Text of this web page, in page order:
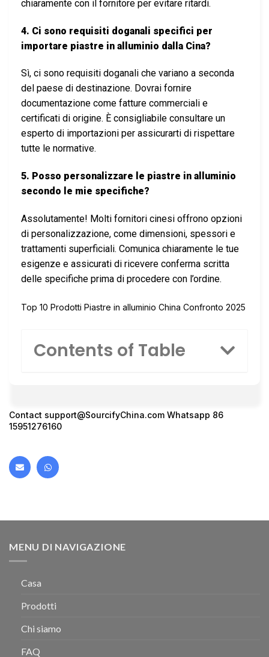
chiaramente con il fornitore per evitare ritardi.
4. Ci sono requisiti doganali specifici per
importare piastre in alluminio dalla Cina?
Sì, ci sono requisiti doganali che variano a seconda
del paese di destinazione. Dovrai fornire
documentazione come fatture commerciali e
certificati di origine. È consigliabile consultare un
esperto di importazioni per assicurarti di rispettare
tutte le normative.
5. Posso personalizzare le piastre in alluminio
secondo le mie specifiche?
Assolutamente! Molti fornitori cinesi offrono opzioni
di personalizzazione, come dimensioni, spessori e
trattamenti superficiali. Comunica chiaramente le tue
esigenze e assicurati di ricevere conferma scritta
delle specifiche prima di procedere con l’ordine.
Top 10 Prodotti Piastre in alluminio China Confronto 2025
Contents of Table
Contact support@SourcifyChina.com Whatsapp 86
15951276160
MENU DI NAVIGAZIONE
Casa
Prodotti
Chi siamo
FAQ